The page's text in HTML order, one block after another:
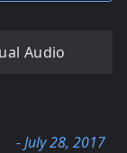
Audio
- July 28, 2017